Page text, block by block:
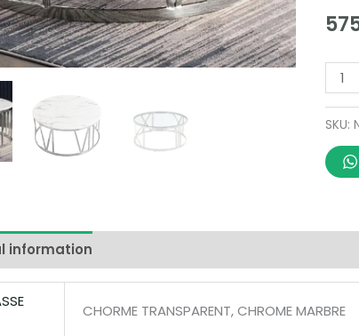
SKU:
information
CHORME TRANSPARENT, CHROME MARBRE